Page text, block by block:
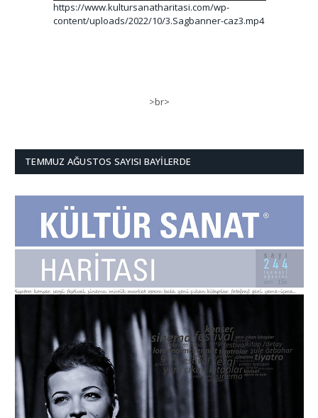
https://www.kultursanatharitasi.com/wp-
content/uploads/2022/10/3.Sagbanner-caz3.mp4
>br>
TEMMUZ AĞUSTOS SAYISI BAYILERDE